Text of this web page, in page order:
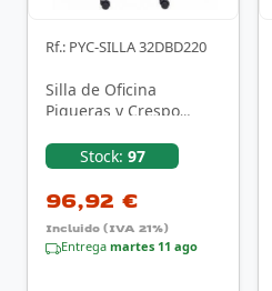
Rf.: PYC-SILLA 32DBD220
Silla de Oficina
Piqueras y Crespo
Stock: 97
96,92 €
Incluido (IVA 21%)
Entrega martes 11 ago